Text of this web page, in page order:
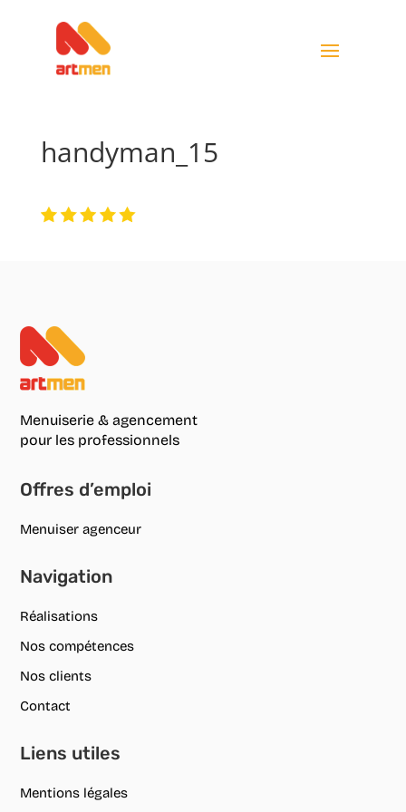
handyman_15
Menuiserie & agencement
pour les professionnels
Offres d’emploi
Menuiser agenceur
Navigation
Réalisations
Nos compétences
Nos clients
Contact
Liens utiles
Mentions légales